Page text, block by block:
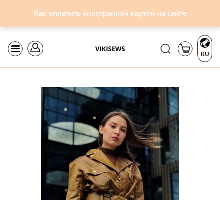
Как оплатить иностранной картой на сайте
RU